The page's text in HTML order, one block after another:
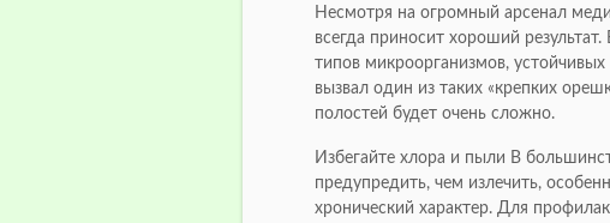
Несмотря на огромный арсенал
всегда приносит хороший
типов микроорганизмов,
вызвал один из таких «крепких
полостей будет очень сложно.
Избегайте хлора и пыли В
предупредить, чем излечить,
хронический характер. Для